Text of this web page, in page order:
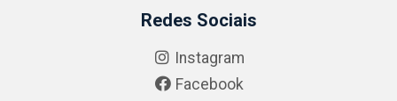
Redes Sociais
Instagram
Facebook